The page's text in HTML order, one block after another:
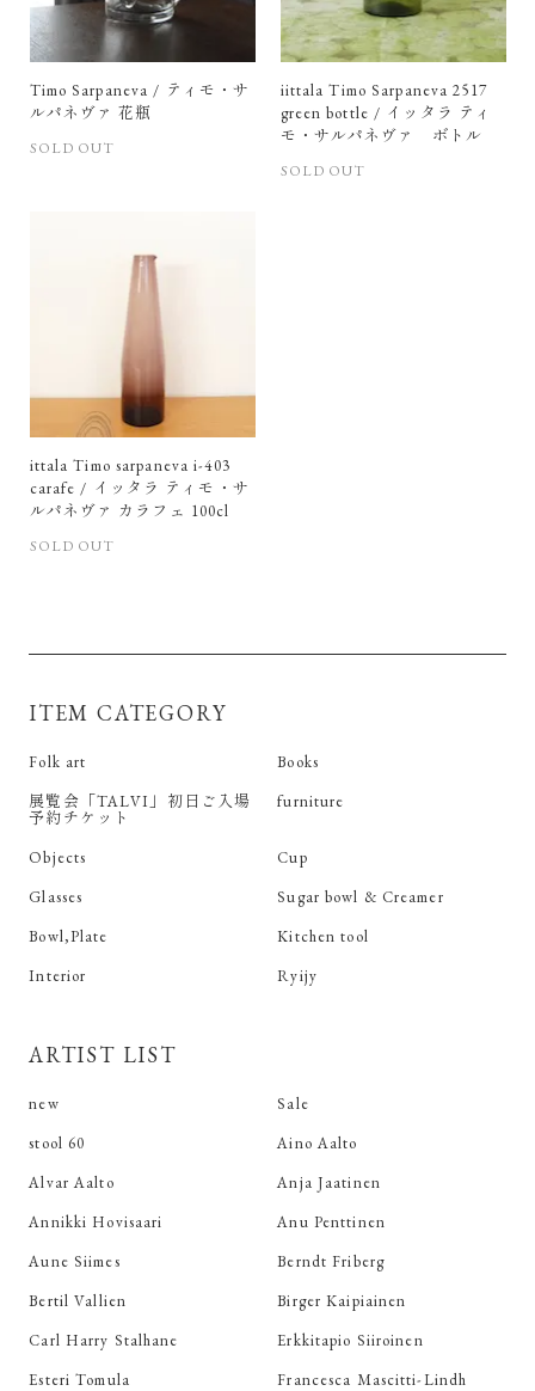
Timo Sarpaneva / ティモ・サ
ルパネヴァ 花瓶
SOLD OUT
iittala Timo Sarpaneva 2517
green bottle / イッタラ ティ
モ・サルパネヴァ ボトル
SOLD OUT
ittala Timo sarpaneva i-403
carafe / イッタラ ティモ・サ
ルパネヴァ カラフェ 100cl
SOLD OUT
ITEM CATEGORY
Folk art
Books
展覧会「TALVI」初日ご入場
予約チケット
furniture
Objects
Cup
Glasses
Sugar bowl & Creamer
Bowl,Plate
Kitchen tool
Interior
Ryijy
ARTIST LIST
new
Sale
stool 60
Aino Aalto
Alvar Aalto
Anja Jaatinen
Annikki Hovisaari
Anu Penttinen
Aune Siimes
Berndt Friberg
Bertil Vallien
Birger Kaipiainen
Carl Harry Stalhane
Erkkitapio Siiroinen
Esteri Tomula
Francesca Mascitti-Lindh